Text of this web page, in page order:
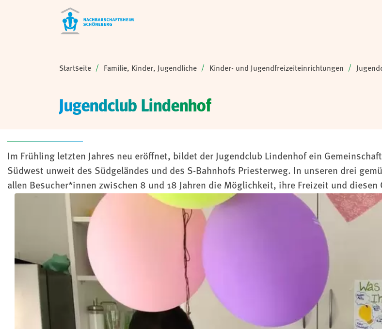
Sie sind hier:
Startseite Familie, Kinder, Jugendliche Kinder- und Jugendfreizeiteinrichtungen
Jugendclub Lindenhof
Im Frühling letzten Jahres neu eröffnet, bildet der Jugendclub Lindenhof ein
Südwest unweit des Südgeländes und des S-Bahnhofs Priesterweg. In unseren drei
allen Besucher*innen zwischen 8 und 18 Jahren die Möglichkeit, ihre Freizeit und